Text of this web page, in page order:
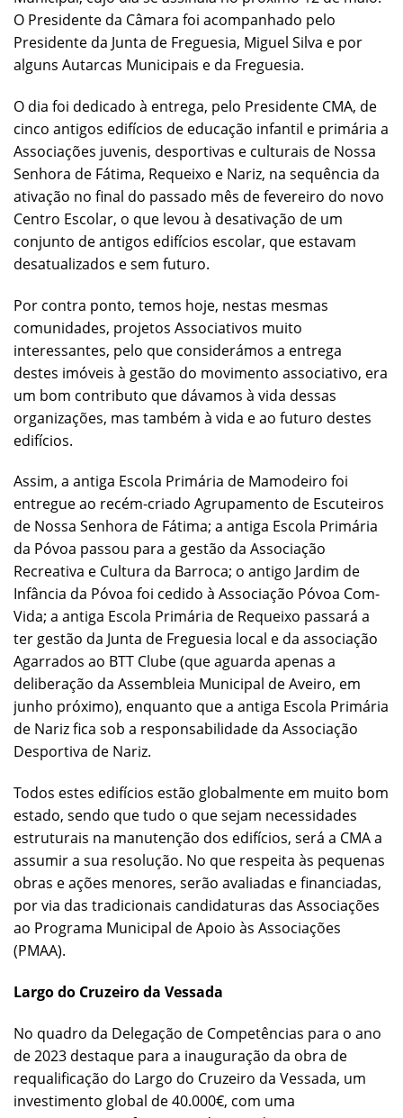
O Presidente da Câmara foi acompanhado pelo
Presidente da Junta de Freguesia, Miguel Silva e por
alguns Autarcas Municipais e da Freguesia.
O dia foi dedicado à entrega, pelo Presidente CMA, de
cinco antigos edifícios de educação infantil e primária a
Associações juvenis, desportivas e culturais de Nossa
Senhora de Fátima, Requeixo e Nariz, na sequência da
ativação no final do passado mês de fevereiro do novo
Centro Escolar, o que levou à desativação de um
conjunto de antigos edifícios escolar, que estavam
desatualizados e sem futuro.
Por contra ponto, temos hoje, nestas mesmas
comunidades, projetos Associativos muito
interessantes, pelo que considerámos a entrega
destes imóveis à gestão do movimento associativo, era
um bom contributo que dávamos à vida dessas
organizações, mas também à vida e ao futuro destes
edifícios.
Assim, a antiga Escola Primária de Mamodeiro foi
entregue ao recém-criado Agrupamento de Escuteiros
de Nossa Senhora de Fátima; a antiga Escola Primária
da Póvoa passou para a gestão da Associação
Recreativa e Cultura da Barroca; o antigo Jardim de
Infância da Póvoa foi cedido à Associação Póvoa Com-
Vida; a antiga Escola Primária de Requeixo passará a
ter gestão da Junta de Freguesia local e da associação
Agarrados ao BTT Clube (que aguarda apenas a
deliberação da Assembleia Municipal de Aveiro, em
junho próximo), enquanto que a antiga Escola Primária
de Nariz fica sob a responsabilidade da Associação
Desportiva de Nariz.
Todos estes edifícios estão globalmente em muito bom
estado, sendo que tudo o que sejam necessidades
estruturais na manutenção dos edifícios, será a CMA a
assumir a sua resolução. No que respeita às pequenas
obras e ações menores, serão avaliadas e financiadas,
por via das tradicionais candidaturas das Associações
ao Programa Municipal de Apoio às Associações
(PMAA).
Largo do Cruzeiro da Vessada
No quadro da Delegação de Competências para o ano
de 2023 destaque para a inauguração da obra de
requalificação do Largo do Cruzeiro da Vessada, um
investimento global de 40.000€, com uma